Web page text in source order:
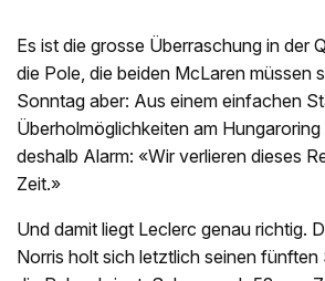
Es ist die grosse Überraschung in der
die Pole, die beiden McLaren müssen
Sonntag aber: Aus einem einfachen
Überholmöglichkeiten am
deshalb Alarm: «Wir verlieren dieses
Zeit.»
Und damit liegt Leclerc genau richtig.
Norris holt sich letztlich seinen